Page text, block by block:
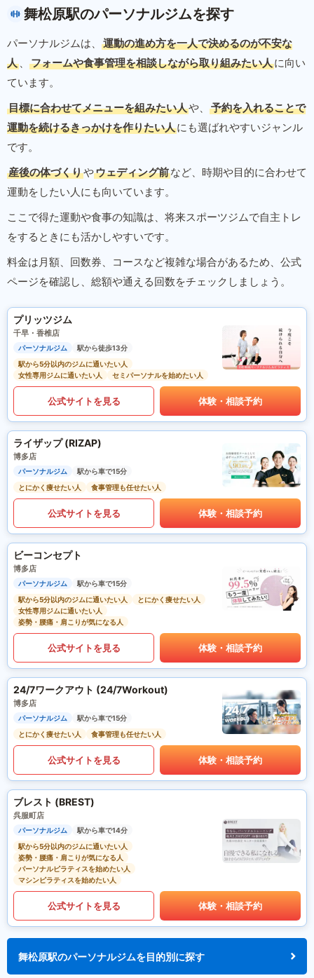
舞松原駅のパーソナルジムを探す
パーソナルジムは、
運動の進め方を一人で決めるのが不安な
人 、 フォームや食事管理を相談しながら取り組みたい人に向い
ています。
目標に合わせてメニューを組みたい人や、
予約を入れることで
運動を続けるきっかけを作りたい人にも選ばれやすいジャンル
です。
産後の体づくりやウェディング前など、時期や目的に合わせて
運動をしたい人にも向いています。
ここで得た運動や食事の知識は、将来スポーツジムで自主トレ
をするときにも活かしやすいです。
料金は月額、回数券、コースなど複雑な場合があるため、公式
ページを確認し、総額や通える回数をチェックしましょう。
プリッツジム
千早・香椎店
パーソナルジム
駅から徒歩13分
駅から5分以内のジムに通いたい人
女性専用ジムに通いたい人
セミパーソナルを始めたい人
公式サイトを見る 体験・相談予約
ライザップ (RIZAP)
博多店
パーソナルジム
駅から車で15分
とにかく痩せたい人
食事管理も任せたい人
公式サイトを見る 体験・相談予約
ビーコンセプト
博多店
パーソナルジム
駅から車で15分
駅から5分以内のジムに通いたい人
とにかく痩せたい人
女性専用ジムに通いたい人
姿勢・腰痛・肩こりが気になる人
公式サイトを見る 体験・相談予約
24/7ワークアウト (24/7Workout)
博多店
パーソナルジム
駅から車で15分
とにかく痩せたい人
食事管理も任せたい人
公式サイトを見る 体験・相談予約
ブレスト (BREST)
呉服町店
パーソナルジム
駅から車で14分
駅から5分以内のジムに通いたい人
姿勢・腰痛・肩こりが気になる人
パーソナルピラティスを始めたい人
マシンピラティスを始めたい人
公式サイトを見る 体験・相談予約
舞松原駅のパーソナルジムを目的別に探す